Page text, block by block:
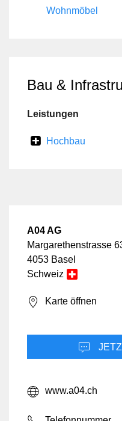
Wohnmöbel
Bau &
Leistungen
Hochbau
A04 AG
Margarethenstrasse
4053 Basel
Schweiz
Karte öffnen
www.a04.ch